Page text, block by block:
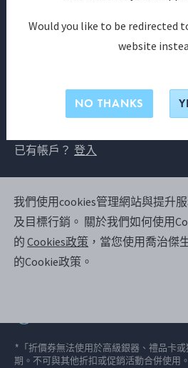
您可以在此註冊
已有帳戶？ 登入
加入我們，今日即可探
利的世界。
保存送貨資訊以便快速查
*「折價券無法使用於高級銀器、禮品卡
期。不可與其他折扣或促銷活動合併使用。
我們使用cookies管理網站與提升
及目標行銷。 關於我們如何使用
的Cookies政策 ，當您使用喬治傑
的Cookie政策。
Would you like to be redirected
website
NO THANKS